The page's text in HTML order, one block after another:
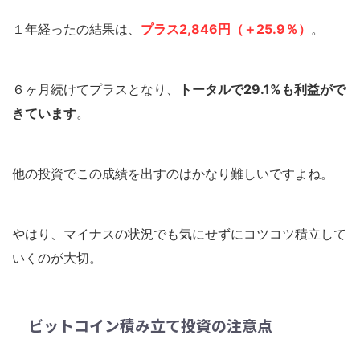
１年経ったの結果は、 プラス2,846円（＋25.9％） 。
６ヶ月続けてプラスとなり、
トータルで29.1%も利益がで
きています。
他の投資でこの成績を出すのはかなり難しいですよね。
やはり、マイナスの状況でも気にせずにコツコツ積立して
いくのが大切。
ビットコイン積み立て投資の注意点